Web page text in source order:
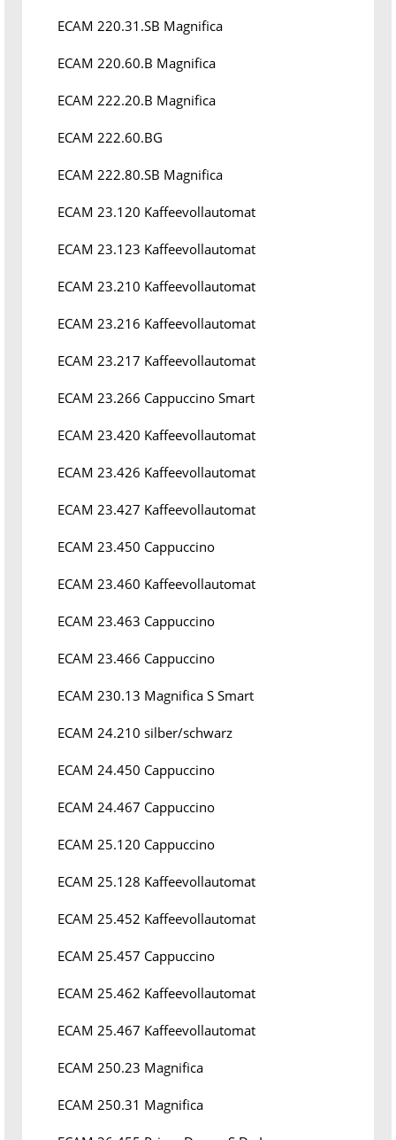
ECAM 220.31.SB Magnifica
ECAM 220.60.B Magnifica
ECAM 222.20.B Magnifica
ECAM 222.60.BG
ECAM 222.80.SB Magnifica
ECAM 23.120 Kaffeevollautomat
ECAM 23.123 Kaffeevollautomat
ECAM 23.210 Kaffeevollautomat
ECAM 23.216 Kaffeevollautomat
ECAM 23.217 Kaffeevollautomat
ECAM 23.266 Cappuccino Smart
ECAM 23.420 Kaffeevollautomat
ECAM 23.426 Kaffeevollautomat
ECAM 23.427 Kaffeevollautomat
ECAM 23.450 Cappuccino
ECAM 23.460 Kaffeevollautomat
ECAM 23.463 Cappuccino
ECAM 23.466 Cappuccino
ECAM 230.13 Magnifica S Smart
ECAM 24.210 silber/schwarz
ECAM 24.450 Cappuccino
ECAM 24.467 Cappuccino
ECAM 25.120 Cappuccino
ECAM 25.128 Kaffeevollautomat
ECAM 25.452 Kaffeevollautomat
ECAM 25.457 Cappuccino
ECAM 25.462 Kaffeevollautomat
ECAM 25.467 Kaffeevollautomat
ECAM 250.23 Magnifica
ECAM 250.31 Magnifica